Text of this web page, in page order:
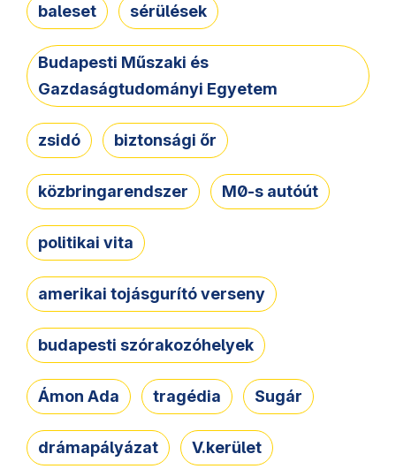
baleset sérülések
Budapesti Műszaki és
Gazdaságtudományi Egyetem
zsidó biztonsági őr
közbringarendszer M0-s autóút
politikai vita
amerikai tojásgurító verseny
budapesti szórakozóhelyek
Ámon Ada tragédia Sugár
drámapályázat V.kerület